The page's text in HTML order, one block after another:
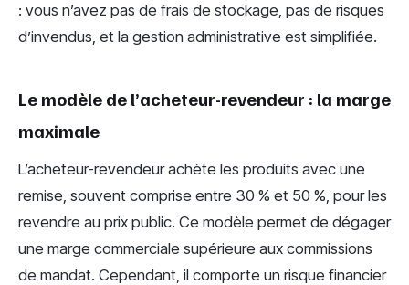
: vous n’avez pas de frais de stockage, pas de risques
d’invendus, et la gestion administrative est simplifiée.
Le modèle de l’acheteur-revendeur : la marge
maximale
L’acheteur-revendeur achète les produits avec une
remise, souvent comprise entre 30 % et 50 %, pour les
revendre au prix public. Ce modèle permet de dégager
une marge commerciale supérieure aux commissions
de mandat. Cependant, il comporte un risque financier